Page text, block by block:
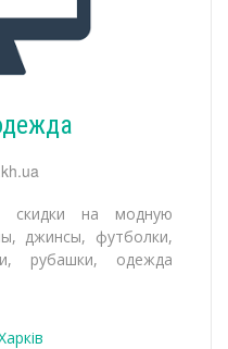
скидки на модную
джинсы, футболки,
рубашки, одежда